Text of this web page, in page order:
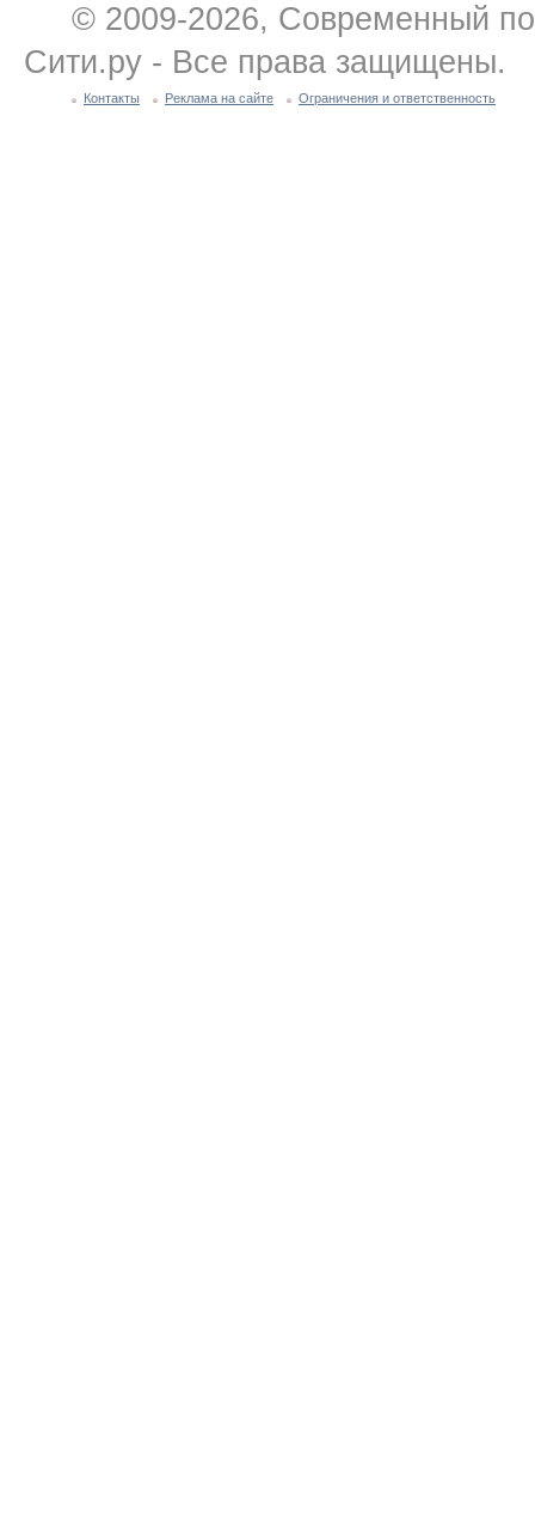
© 2009-2026, Современный
Сити.ру - Все права защищены.
Контакты Реклама на сайте Ограничения и ответственность